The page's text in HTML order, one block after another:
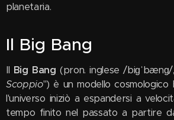
planetaria.
Il Big Bang
Il Big Bang (pron. inglese /biɡˈbænɡ/
Scoppio") è un modello cosmologico
l'universo iniziò a espandersi a
tempo finito nel passato a partire